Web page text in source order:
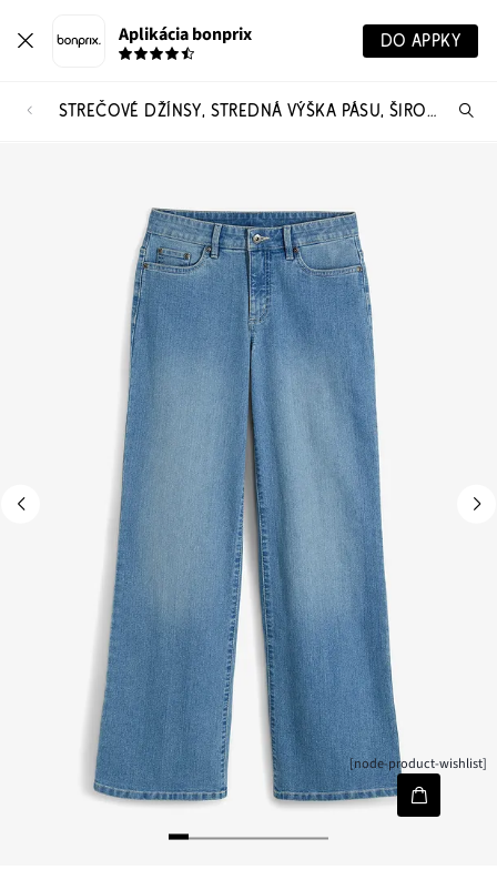
Aplikácia bonprix DO APPKY
STREČOVÉ DŽÍNSY, STREDNÁ VÝŠKA PÁSU, ŠIROKÉ
[node-product-wishlist]